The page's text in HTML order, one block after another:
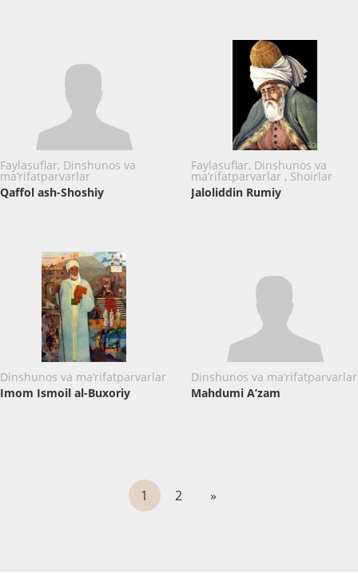
Faylasuflar, Dinshunos va
ma’rifatparvarlar
Qaffol ash-Shoshiy
Faylasuflar, Dinshunos va
ma’rifatparvarlar , Shoirlar
Jaloliddin Rumiy
Dinshunos va ma’rifatparvarlar
Imom Ismoil al-Buxoriy
Dinshunos va ma’rifatparvarlar
Mahdumi A’zam
1 2 »